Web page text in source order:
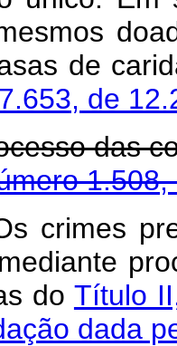
de
de
das
crimes
do Título
dada